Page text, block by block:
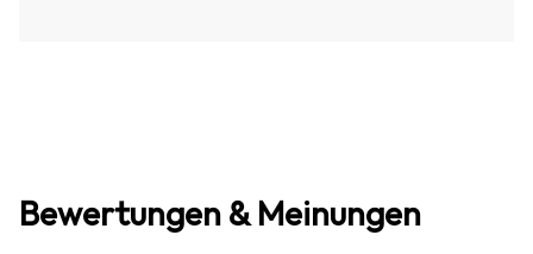
Bewertungen & Meinungen